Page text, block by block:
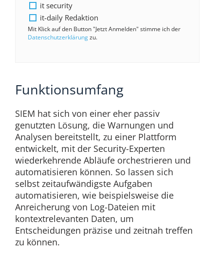
it security
it-daily Redaktion
Mit Klick auf den Button "Jetzt Anmelden" stimme ich der
Datenschutzerklärungzu.
Funktionsumfang
SIEM hat sich von einer eher passiv
genutzten Lösung, die Warnungen und
Analysen bereitstellt, zu einer Plattform
entwickelt, mit der Security-Experten
wiederkehrende Abläufe orchestrieren und
automatisieren können. So lassen sich
selbst zeitaufwändigste Aufgaben
automatisieren, wie beispielsweise die
Anreicherung von Log-Dateien mit
kontextrelevanten Daten, um
Entscheidungen präzise und zeitnah treffen
zu können.